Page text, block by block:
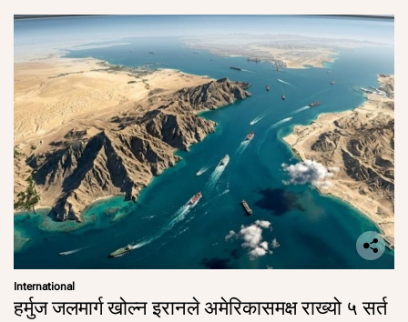
International
हर्मुज जलमार्ग खोल्न इरानले अमेरिकासमक्ष राख्यो ५ सर्त